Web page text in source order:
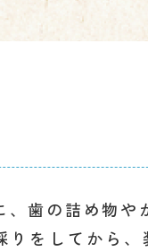
、歯の詰め物や
りをしてから、